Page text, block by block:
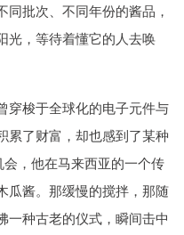
批次、不同年份的酱品，
光，等待着懂它的人去唤
穿梭于全球化的电子元件与
累了财富，却也感到了某种
会，他在马来西亚的一个传
瓜酱。那缓慢的搅拌，那随
一种古老的仪式，瞬间击中